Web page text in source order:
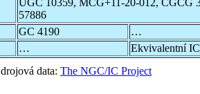
57886
GC 4190
…
…
Ekvivalentní
data: The NGC/IC Project